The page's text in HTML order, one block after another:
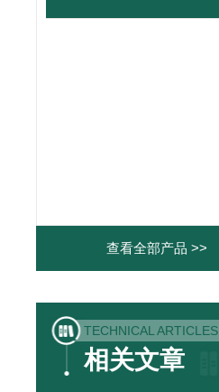
查看全部产品 >>
TECHNICAL ARTICLES
相关文章